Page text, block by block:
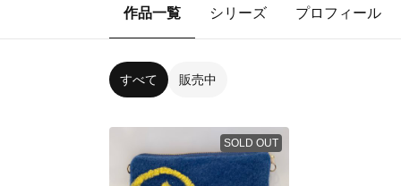
作品一覧 シリーズ プロフィール
すべて 販売中
SOLD OUT